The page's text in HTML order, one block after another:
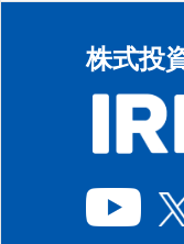
株式投